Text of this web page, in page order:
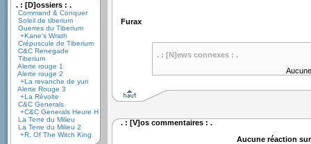
. : [D]ossiers : .
Command & Conquer
Soleil de tiberium
Guerres du Tiberium
+Kane's Wrath
Crépuscule de Tiberium
C&C Renegade
Tiberium
Alerte rouge 1
Alerte rouge 2
+La revanche de yuri
Alerte Rouge 3
+La Révolte
C&C Generals
+C&C Generals Heure H
La Terre du Milieu
La Terre du Milieu 2
+R. Of The Witch King
Furax
. : [N]ews connexes : .
. : [V]os commentaires : .
Aucune réaction